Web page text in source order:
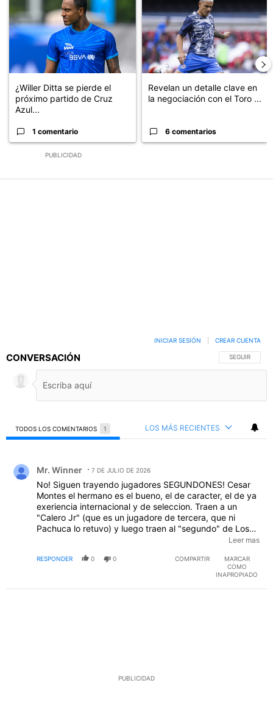
PUBLICIDAD
¿Willer Ditta se pierde el
próximo partido de Cruz
Azul...
1 comentario
Revelan un detalle clave en
la negociación con el Toro ...
6 comentarios
CONVERSACIÓN SIGA ESTA
SEGUIR
INICIAR SESIÓN CREAR CUENTA
TODOS LOS COMENTARIOS 1 LOS MÁS RECIENTES
Mr. Winner 7 DE JULIO DE 2026
No! Siguen trayendo jugadores SEGUNDONES! Cesar
Montes el hermano es el bueno, el de caracter, el de ya
exeriencia internacional y de seleccion. Traen a un
"Calero Jr" (que es un jugadore de tercera, que ni
Pachuca lo retuvo) y luego traen al "segundo" de Los
Montes (a Alan en vez de a Cesar)..... Y asi quieren los
se avecinas? (Liga MX, Concachampions y Leagues
Cup) aparte del Mundial de Clubes???? haganme el
Leer mas
RESPONDER 0 0 COMPARTIR
MARCAR
COMO
INAPROPIADO
PUBLICIDAD